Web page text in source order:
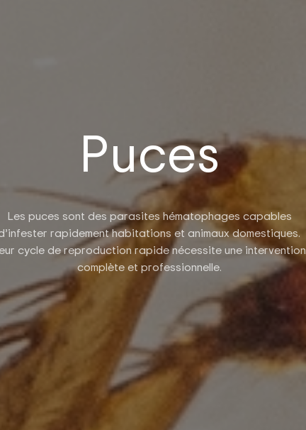
Puces
Les puces sont des parasites hématophages capables
rapidement habitations et animaux domestiques.
cycle de reproduction rapide nécessite une intervention
complète et professionnelle.